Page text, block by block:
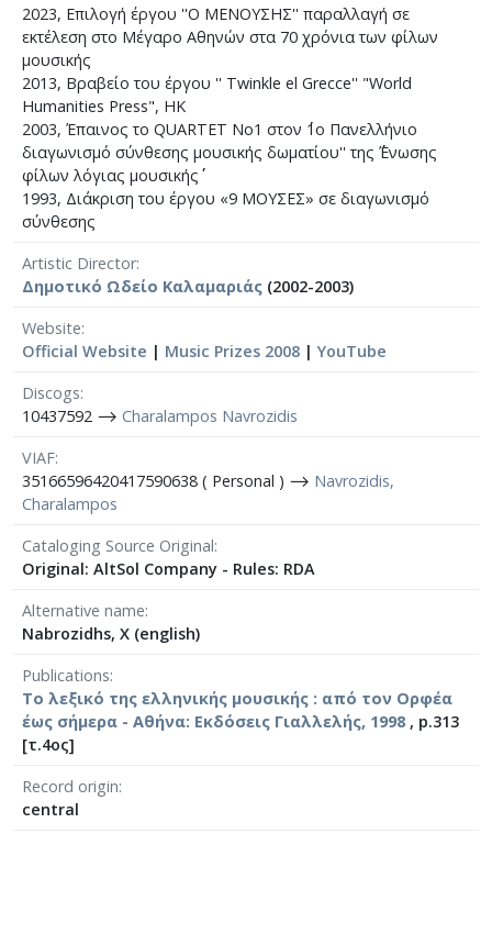
2023, Επιλογή έργου ''Ο ΜΕΝΟΥΣΗΣ'' παραλλαγή σε
εκτέλεση στο Μέγαρο Αθηνών στα 70 χρόνια των φίλων
μουσικής
2013, Βραβείο του έργου '' Twinkle el Grecce'' "World
Humanities Press", HK
2003, Έπαινος το QUARTET No1 στον ΄΄1ο Πανελλήνιο
διαγωνισμό σύνθεσης μουσικής δωματίου'' της ΄΄Ένωσης
φίλων λόγιας μουσικής΄΄
1993, Διάκριση του έργου «9 ΜΟΥΣΕΣ» σε διαγωνισμό
σύνθεσης
Artistic Director
Δημοτικό Ωδείο Καλαμαριάς (2002-2003)
Website
Official Website | Music Prizes 2008 |YouTube
Discogs
10437592 ⟶ Charalampos Navrozidis
VIAF
35166596420417590638 ( Personal ) ⟶ Navrozidis,
Charalampos
Cataloging Source Original
Original: AltSol Company - Rules: RDA
Alternative name
Nabrozidhs, X (english)
Publications
Το λεξικό της ελληνικής μουσικής : από τον Ορφέα
έως σήμερα - Αθήνα: Εκδόσεις Γιαλλελής, 1998 , p.313
[τ.4ος]
Record origin
central